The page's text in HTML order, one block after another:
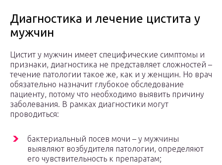
Диагностика и лечение цистита у
мужчин
Цистит у мужчин имеет специфические симптомы и
признаки, диагностика не представляет сложностей –
течение патологии такое же, как и у женщин. Но врач
обязательно назначит глубокое обследование
пациенту, потому что необходимо выявить причину
заболевания. В рамках диагностики могут
проводиться:
бактериальный посев мочи – у мужчины
выявляют возбудителя патологии, определяют
его чувствительность к препаратам;